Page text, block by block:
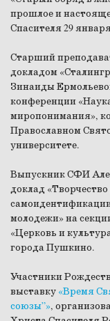
прошлое и
Спасителя 29
Старший
докладом
Зинаиды
конференции
миропонимания»,
Православном
университете.
Выпускник СФИ
доклад
молодежи» на
«Церковь и
города Пушкино.
Участники
выставку «Время
союзы”»,